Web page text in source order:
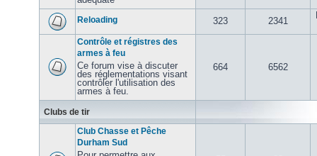
Reloading 323 2341
Contrôle et régistres des
armes à feu
Ce forum vise à discuter
des réglementations visant
contrôler l'utilisation des
armes à feu.
664 6562
Clubs de tir
Club Chasse et Pêche
Durham Sud